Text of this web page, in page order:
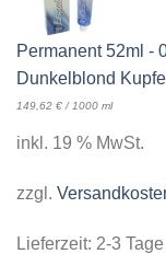
Permanent 52ml -
Dunkelblond
149,62 € / 1000 ml
inkl. 19 % MwSt.
zzgl.
Lieferzeit: 2-3 Tage